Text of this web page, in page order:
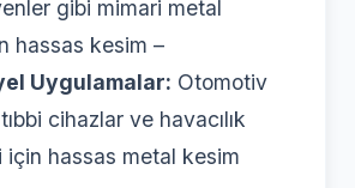
gibi mimari metal
hassas kesim –
Uygulamalar: Otomotiv
cihazlar ve havacılık
için hassas metal kesim